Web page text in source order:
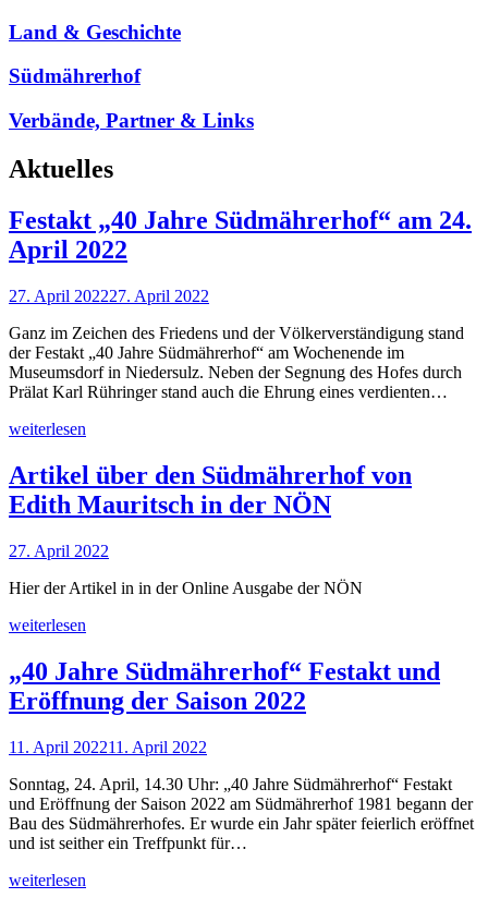
Land & Geschichte
Südmährerhof
Verbände, Partner & Links
Aktuelles
Festakt „40 Jahre Südmährerhof“ am 24.
April 2022
27. April 202227. April 2022
Ganz im Zeichen des Friedens und der Völkerverständigung stand
der Festakt „40 Jahre Südmährerhof“ am Wochenende im
Museumsdorf in Niedersulz. Neben der Segnung des Hofes durch
Prälat Karl Rühringer stand auch die Ehrung eines verdienten…
weiterlesen
Artikel über den Südmährerhof von
Edith Mauritsch in der NÖN
27. April 2022
Hier der Artikel in in der Online Ausgabe der NÖN
weiterlesen
„40 Jahre Südmährerhof“ Festakt und
Eröffnung der Saison 2022
11. April 202211. April 2022
Sonntag, 24. April, 14.30 Uhr: „40 Jahre Südmährerhof“ Festakt
und Eröffnung der Saison 2022 am Südmährerhof 1981 begann der
Bau des Südmährerhofes. Er wurde ein Jahr später feierlich eröffnet
und ist seither ein Treffpunkt für…
weiterlesen